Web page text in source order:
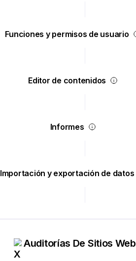
Funciones y permisos de usuario
Editor de contenidos
Informes
Importación y exportación de datos
Auditorías De Sitios Web